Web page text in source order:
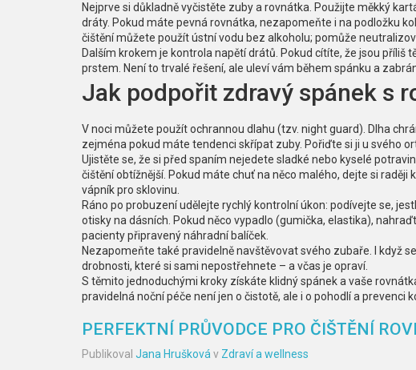
Nejprve si důkladně vyčistěte zuby a rovnátka. Použijte měkký
dráty. Pokud máte pevná rovnátka, nezapomeňte i na podložku
čištění můžete použít ústní vodu bez alkoholu; pomůže
Dalším krokem je kontrola napětí drátů. Pokud cítíte, že jsou příliš
prstem. Není to trvalé řešení, ale uleví vám během spánku a
Jak podpořit zdravý spánek s
V noci můžete použít ochrannou dlahu (tzv. night guard). Dlha
zejména pokud máte tendenci skřípat zuby. Pořiďte si ji u svého
Ujistěte se, že si před spaním nejedete sladké nebo kyselé
čištění obtížnější. Pokud máte chuť na něco malého, dejte si
vápník pro sklovinu.
Ráno po probuzení udělejte rychlý kontrolní úkon: podívejte se,
otisky na dásních. Pokud něco vypadlo (gumička, elastika),
pacienty připravený náhradní balíček.
Nezapomeňte také pravidelně navštěvovat svého zubaře. I když
drobnosti, které si sami nepostřehnete – a včas je opraví.
S těmito jednoduchými kroky získáte klidný spánek a vaše
pravidelná noční péče není jen o čistotě, ale i o pohodlí a prevenci
PERFEKTNÍ PRŮVODCE PRO ČIŠTĚNÍ
Publikoval Jana Hrušková v Zdraví a wellness